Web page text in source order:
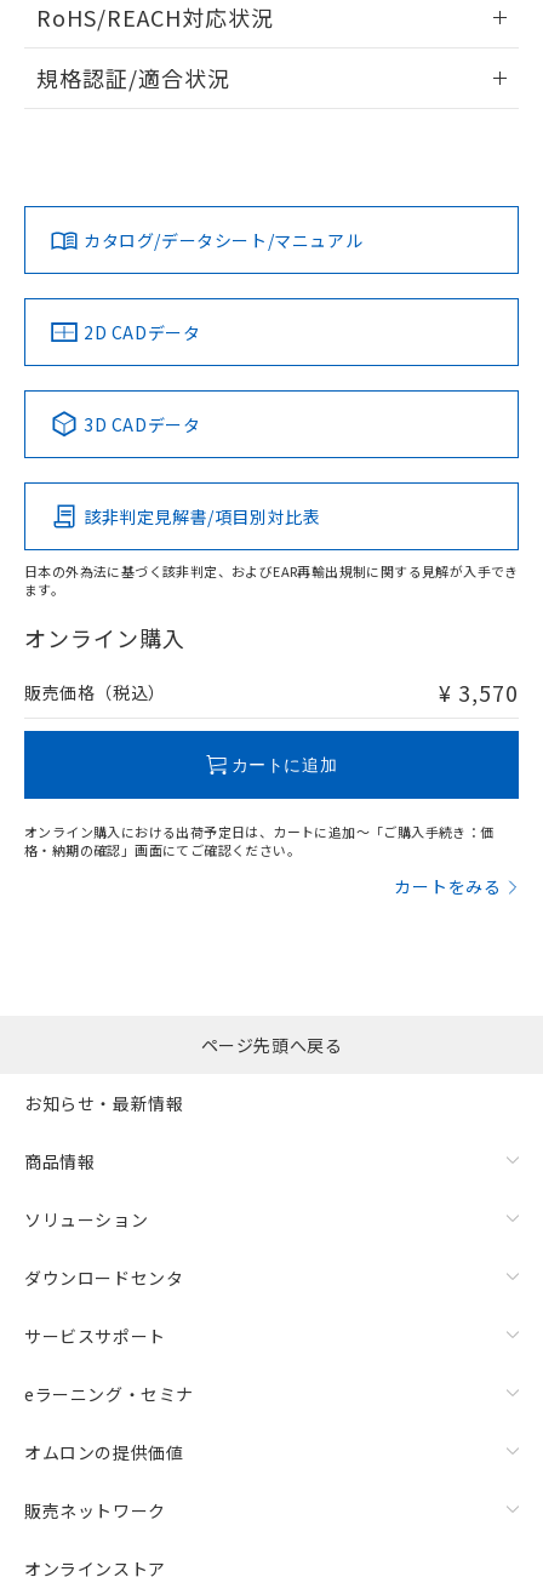
ドすることができます。
ログイン/会員登録
ダウンロードデータをご利用いただく前に、以下を必ずお読
みください。
ソフトウェアの使用条件
RoHS/REACH対応状況
EU RoHS 注意事項・凡例
対応済み
中国 RoHS 注意事項・凡例
Pb Hg Cd Cr(VI)
O
在庫等で未対応品が混在する可能性があります。
問い合わせください。
規格認証/適合状況
カタログ/データシート/マニュアル
2D CADデータ
3D CADデータ
該非判定見解書/項目別対比表
日本の外為法に基づく該非判定、およびEAR再輸出規制に関する見解が入手でき
ます。
オンライン購入
販売価格（税込） ¥ 3,570
カートに追加
オンライン購入における出荷予定日は、カートに追加～「ご購入手続き：価
格・納期の確認」画面にてご確認ください。
カートをみる
ページ先頭へ戻る
お知らせ・最新情報
商品情報
ソリューション
ダウンロードセンタ
サービスサポート
eラーニング・セミナ
オムロンの提供価値
販売ネットワーク
オンラインストア